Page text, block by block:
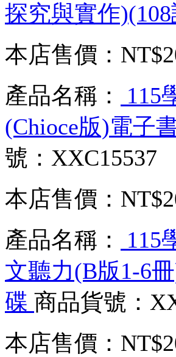
探究與實作
本店售價：
產品名稱：
115
(Chioce版)電子
號：XXC15537
本店售價：
產品名稱：
115
文聽力(B版1-6
碟 商品貨號：
本店售價：